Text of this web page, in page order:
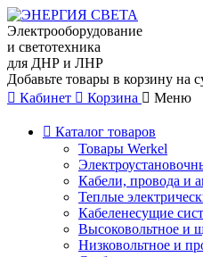
Электрооборудование
и светотехника
для ДНР и ЛНР
Добавьте товары в корзину на
Кабинет
Корзина Меню
Каталог товаров
Товары Werkel
Кабели, провода и
Теплые
Кабеленесущие
Высоковольтное и
Низковольтное и